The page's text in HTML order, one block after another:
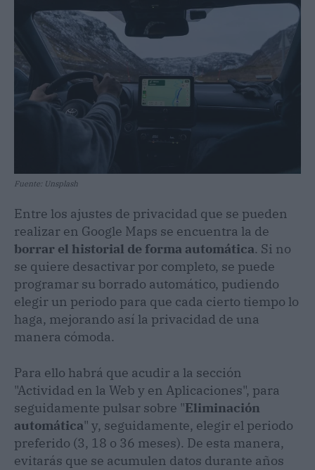
Fuente: Unsplash
Entre los ajustes de privacidad que se pueden
realizar en Google Maps se encuentra la de
borrar el historial de forma automática. Si no
se quiere desactivar por completo, se puede
programar su borrado automático, pudiendo
elegir un periodo para que cada cierto tiempo lo
haga, mejorando así la privacidad de una
manera cómoda.
Para ello habrá que acudir a la sección
"Actividad en la Web y en Aplicaciones", para
seguidamente pulsar sobre "Eliminación
automática" y, seguidamente, elegir el periodo
preferido (3, 18 o 36 meses). De esta manera,
evitarás que se acumulen datos durante años